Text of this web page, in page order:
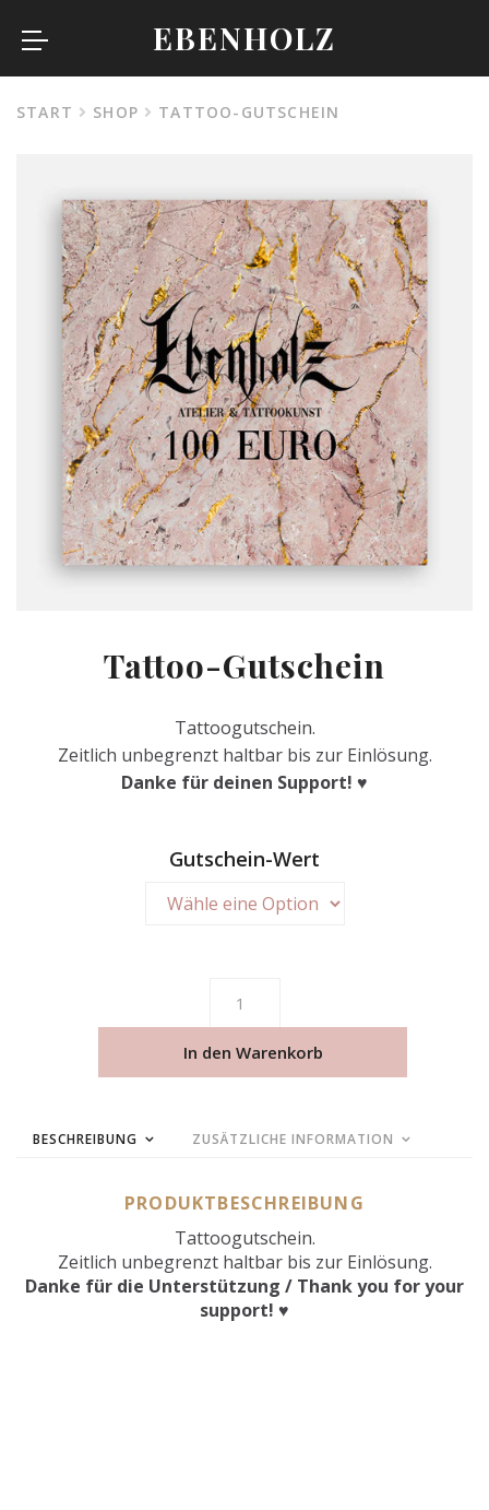
EBENHOLZ
START SHOP TATTOO-GUTSCHEIN
Tattoo-Gutschein
Tattoogutschein.
Zeitlich unbegrenzt haltbar bis zur Einlösung.
Danke für deinen Support! ♥
Gutschein-Wert
In den Warenkorb
BESCHREIBUNG ZUSÄTZLICHE INFORMATION
PRODUKTBESCHREIBUNG
Tattoogutschein.
Zeitlich unbegrenzt haltbar bis zur Einlösung.
Danke für die Unterstützung / Thank you for your
support! ♥